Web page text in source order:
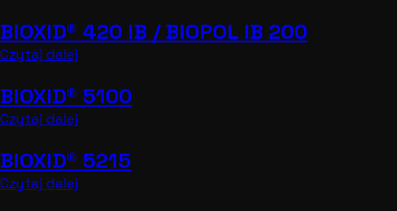
BIOXID® 420 IB / BIOPOL IB 200
Czytaj dalej
BIOXID® 5100
Czytaj dalej
BIOXID® 5215
Czytaj dalej